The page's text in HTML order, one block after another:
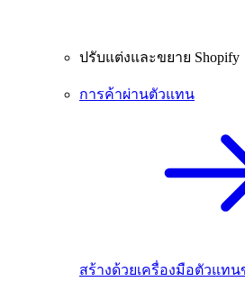
ปรับแต่งและขยาย Shopify
การค้าผ่านตัวแทน
สร้างด้วยเครื่องมือตัวแทน